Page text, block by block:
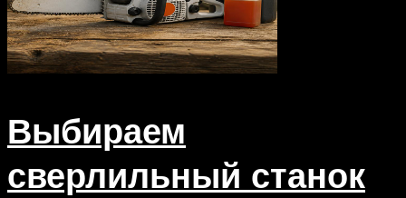
Выбираем
сверлильный станок